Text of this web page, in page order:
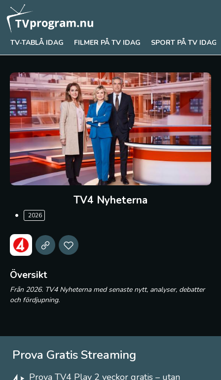
TV-TABLÅ IDAG FILMER PÅ TV IDAG SPORT PÅ TV IDAG
TV4 Nyheterna
2026
Översikt
Från 2026. TV4 Nyheterna med senaste nytt, analyser, debatter
och fördjupning.
Prova Gratis Streaming
Prova TV4 Play 2 veckor gratis – utan